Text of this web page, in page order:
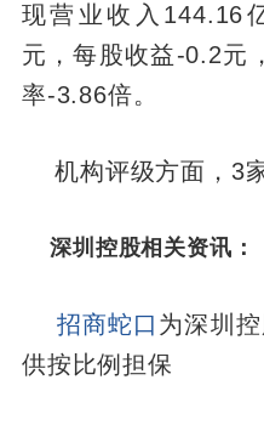
现营业收入144.16
元，每股收益-0.2元
率-3.86倍。
机构评级方面，3家
深圳控股相关资讯：
招商蛇口 为深圳
供按比例担保